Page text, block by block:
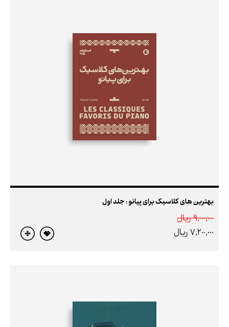
بهترین های کلاسیک برای پیانو : جلد اول
9,000,000 ريال
7,200,000 ريال